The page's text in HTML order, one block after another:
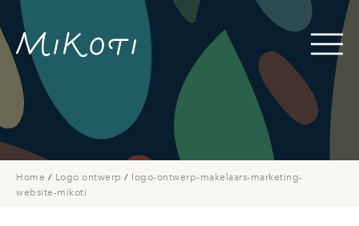
Home / Logo ontwerp / logo-ontwerp-makelaars-marketing-
website-mikoti